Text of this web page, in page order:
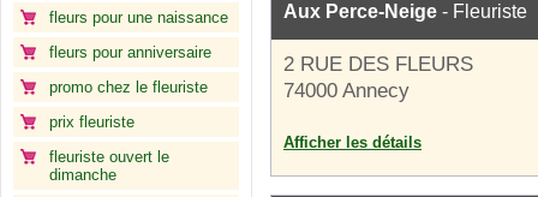
fleurs pour une naissance
fleurs pour anniversaire
promo chez le fleuriste
prix fleuriste
fleuriste ouvert le
dimanche
Aux Perce-Neige - Fleuriste
2 RUE DES FLEURS
74000 Annecy
Afficher les détails